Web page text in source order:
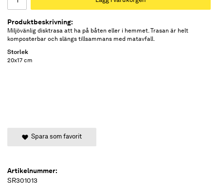
Produktbeskrivning:
Miljövänlig disktrasa att ha på båten eller i hemmet. Trasan är helt
komposterbar och slängs tillsammans med matavfall.
Storlek
20x17 cm
Spara som favorit
Artikelnummer:
SR301013